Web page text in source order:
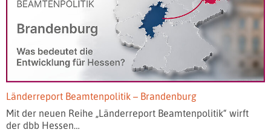
Länderreport Beamtenpolitik – Brandenburg
Mit der neuen Reihe „Länderreport Beamtenpolitik“ wirft
der dbb Hessen…